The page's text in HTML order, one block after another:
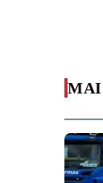
MAI